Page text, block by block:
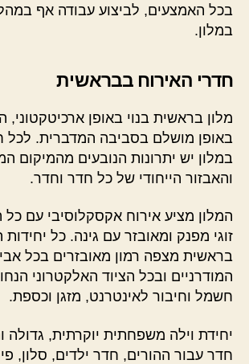
בכל האמצעים, לביצוע עבודה אף
במלון.
חדרי האירוח בבראשית
מלון בראשית בנוי באופן
באופן מושלם בסביבה המדברית. לכל
במלון יש יתרונות הנובעים מהמיקום
והאבזור הייחודי של כל חדר וחדר.
המלון מציע אירוח אקסקלוסיבי עם
זוגי מפנק ומאובזר עם גינה. כל
בראשית מצפה רמון מאובזרים בכל
המודרניים ובכל הציוד האלקטרוני
חשמל וחיבור לאינטרנט, מזגן וכספת.
יחידת וילה משפחתית יוקרתית, גדולה
חדר עבור ההורים, חדר ילדים, סלון,